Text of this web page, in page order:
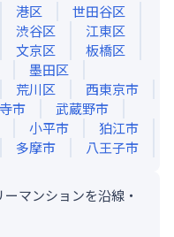
港区
世田谷区
渋谷区
江東区
文京区
板橋区
墨田区
荒川区
西東京市
市
武蔵野市
小平市
狛江市
多摩市 八王子市
マンションを沿線・